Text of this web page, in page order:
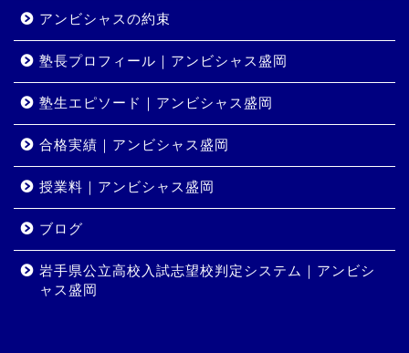
アンビシャスの約束
塾長プロフィール｜アンビシャス盛岡
塾生エピソード｜アンビシャス盛岡
合格実績｜アンビシャス盛岡
授業料｜アンビシャス盛岡
ブログ
岩手県公立高校入試志望校判定システム｜アンビシ
ャス盛岡
コース・料金